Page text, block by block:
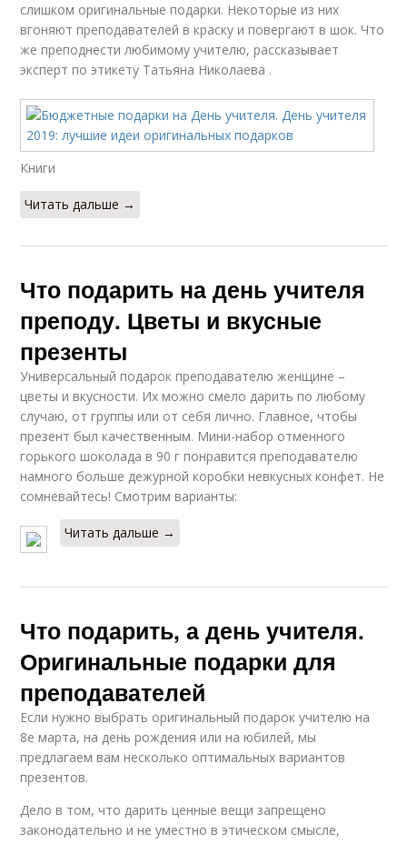
слишком оригинальные подарки. Некоторые из них
вгоняют преподавателей в краску и повергают в шок. Что
же преподнести любимому учителю, рассказывает
эксперт по этикету Татьяна Николаева .
Книги
Читать дальше →
Что подарить на день учителя
преподу. Цветы и вкусные
презенты
Универсальный подарок преподавателю женщине –
цветы и вкусности. Их можно смело дарить по любому
случаю, от группы или от себя лично. Главное, чтобы
презент был качественным. Мини-набор отменного
горького шоколада в 90 г понравится преподавателю
намного больше дежурной коробки невкусных конфет. Не
сомневайтесь! Смотрим варианты:
Читать дальше →
Что подарить, а день учителя.
Оригинальные подарки для
преподавателей
Если нужно выбрать оригинальный подарок учителю на
8е марта, на день рождения или на юбилей, мы
предлагаем вам несколько оптимальных вариантов
презентов.
Дело в том, что дарить ценные вещи запрещено
законодательно и не уместно в этическом смысле,